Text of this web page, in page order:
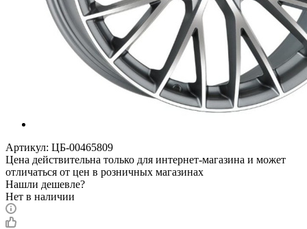
Артикул: ЦБ-00465809
Цена действительна только для интернет-магазина и может
отличаться от цен в розничных магазинах
Нашли дешевле?
Нет в наличии